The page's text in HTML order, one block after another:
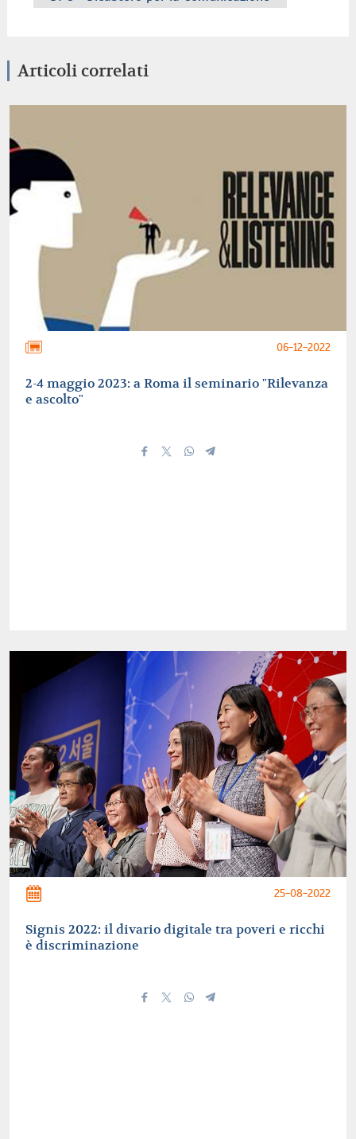
Articoli correlati
06-12-2022
2-4 maggio 2023: a Roma il seminario "Rilevanza
e ascolto"
25-08-2022
Signis 2022: il divario digitale tra poveri e ricchi
è discriminazione